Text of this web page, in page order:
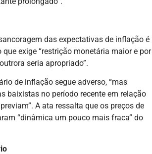
das expectativas de inflação é
exige “restrição monetária maior e por
seria apropriado”.
de inflação segue adverso, “mas
baixistas no período recente em relação
A ata ressalta que os preços de
“dinâmica um pouco mais fraca” do